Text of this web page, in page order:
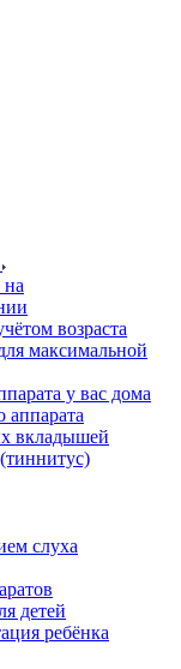
на
возраста
максимальной
у вас дома
аппарата
вкладышей
слуха
детей
ребёнка